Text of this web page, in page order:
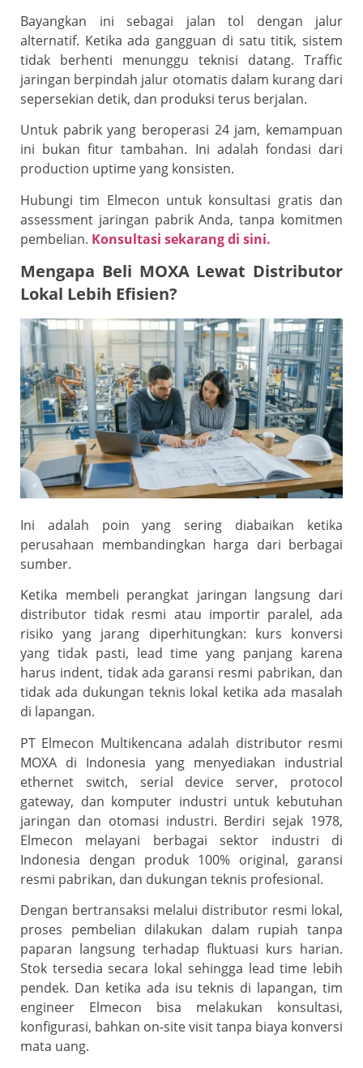
Bayangkan ini sebagai jalan tol dengan jalur
alternatif. Ketika ada gangguan di satu titik, sistem
tidak berhenti menunggu teknisi datang. Traffic
jaringan berpindah jalur otomatis dalam kurang dari
sepersekian detik, dan produksi terus berjalan.
Untuk pabrik yang beroperasi 24 jam, kemampuan
ini bukan fitur tambahan. Ini adalah fondasi dari
production uptime yang konsisten.
Hubungi tim Elmecon untuk konsultasi gratis dan
assessment jaringan pabrik Anda, tanpa komitmen
pembelian. Konsultasi sekarang di sini.
Mengapa Beli MOXA Lewat Distributor
Lokal Lebih Efisien?
Ini adalah poin yang sering diabaikan ketika
perusahaan membandingkan harga dari berbagai
sumber.
Ketika membeli perangkat jaringan langsung dari
distributor tidak resmi atau importir paralel, ada
risiko yang jarang diperhitungkan: kurs konversi
yang tidak pasti, lead time yang panjang karena
harus indent, tidak ada garansi resmi pabrikan, dan
tidak ada dukungan teknis lokal ketika ada masalah
di lapangan.
PT Elmecon Multikencana adalah distributor resmi
MOXA di Indonesia yang menyediakan industrial
ethernet switch, serial device server, protocol
gateway, dan komputer industri untuk kebutuhan
jaringan dan otomasi industri. Berdiri sejak 1978,
Elmecon melayani berbagai sektor industri di
Indonesia dengan produk 100% original, garansi
resmi pabrikan, dan dukungan teknis profesional.
Dengan bertransaksi melalui distributor resmi lokal,
proses pembelian dilakukan dalam rupiah tanpa
paparan langsung terhadap fluktuasi kurs harian.
Stok tersedia secara lokal sehingga lead time lebih
pendek. Dan ketika ada isu teknis di lapangan, tim
engineer Elmecon bisa melakukan konsultasi,
konfigurasi, bahkan on-site visit tanpa biaya konversi
mata uang.